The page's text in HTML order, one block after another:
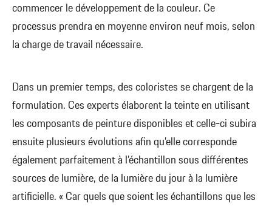
commencer le développement de la couleur. Ce
processus prendra en moyenne environ neuf mois, selon
la charge de travail nécessaire.
Dans un premier temps, des coloristes se chargent de la
formulation. Ces experts élaborent la teinte en utilisant
les composants de peinture disponibles et celle-ci subira
ensuite plusieurs évolutions afin qu’elle corresponde
également parfaitement à l’échantillon sous différentes
sources de lumière, de la lumière du jour à la lumière
artificielle. « Car quels que soient les échantillons que les